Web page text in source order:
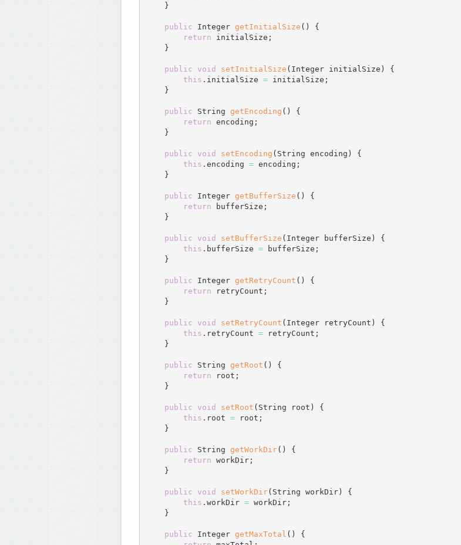
}
public Integer getInitialSize ( )
{
return initialSize ;
}
public void setInitialSize ( Integer initialSize )
{
this . initialSize = initialSize ;
}
public String getEncoding ( )
{
return encoding ;
}
public void setEncoding ( String encoding )
{
this . encoding = encoding ;
}
public Integer getBufferSize ( )
{
return bufferSize ;
}
public void setBufferSize ( Integer bufferSize )
{
this . bufferSize = bufferSize ;
}
public Integer getRetryCount ( )
{
return retryCount ;
}
public void setRetryCount ( Integer retryCount )
{
this . retryCount = retryCount ;
}
public String getRoot ( )
{
return root ;
}
public void setRoot ( String root )
{
this . root = root ;
}
public String getWorkDir( )
{
return workDir;
}
public void setWorkDir( String workDir)
{
this . workDir = workDir;
}
public Integer getMaxTotal ( )
{